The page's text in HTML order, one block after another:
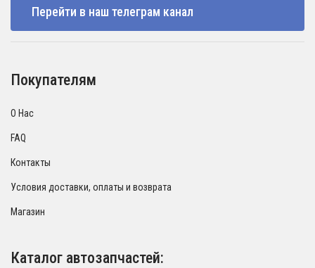
Перейти в наш телеграм канал
Покупателям
О Нас
FAQ
Контакты
Условия доставки, оплаты и возврата
Магазин
Каталог автозапчастей: